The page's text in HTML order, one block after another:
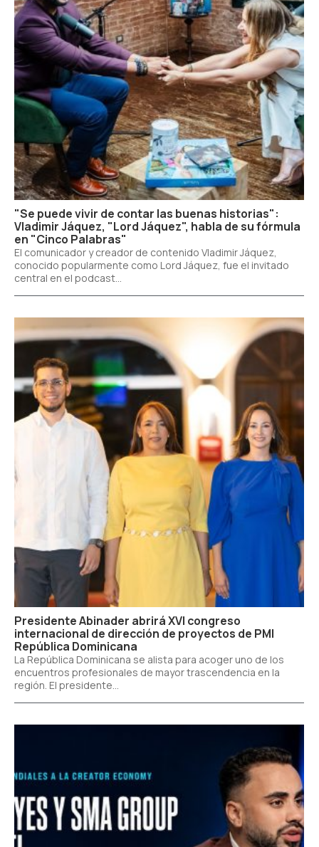
"Se puede vivir de contar las buenas historias":
Vladimir Jáquez, "Lord Jáquez", habla de su fórmula
en "Cinco Palabras"
El comunicador y creador de contenido Vladimir Jáquez,
conocido popularmente como Lord Jáquez, fue el invitado
central en el podcast...
Presidente Abinader abrirá XVI congreso
internacional de dirección de proyectos de PMI
República Dominicana
La República Dominicana se alista para acoger uno de los
encuentros profesionales de mayor trascendencia en la
región. El presidente...